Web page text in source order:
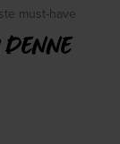
must-have